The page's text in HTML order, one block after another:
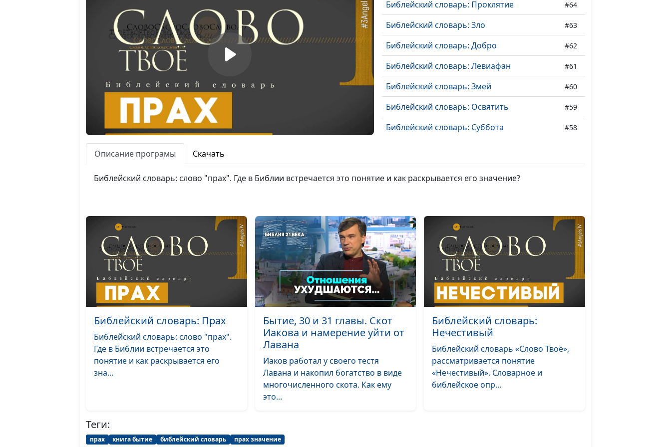
Библейский словарь: Проклятие #64
Библейский словарь: Зло #63
Библейский словарь: Добро #62
Библейский словарь: Левиафан #61
Библейский словарь: Змей #60
Библейский словарь: Освятить #59
Библейский словарь: Суббота #58
Библейский словарь: Женщина
Библейский словарь: Мужчина #52
Библейский словарь: Плоть #51
Библейский словарь: Дух
Библейский словарь: Человек
Библейский словарь: Дерево познания
#47
Библейский словарь: Дерево жизни
Описание програмы Скачать
Библейский словарь: слово "прах". Где в Библии встречается это понятие и как раскрывается его значение?
Библейский словарь: Прах
Библейский словарь: слово "прах".
Где в Библии встречается это
понятие и как раскрывается его
зна...
Бытие, 30 и 31 главы. Скот
Иакова и намерение уйти от
Лавана
Иаков работал у своего тестя
Лавана и накопил богатство в виде
многочисленного скота. Как ему
это...
Библейский словарь:
Нечестивый
Библейский словарь «Слово Твоё»,
рассматривается понятие
«Нечестивый». Словарное и
библейское опр...
Теги:
прах книга бытие библейский словарь прах значение